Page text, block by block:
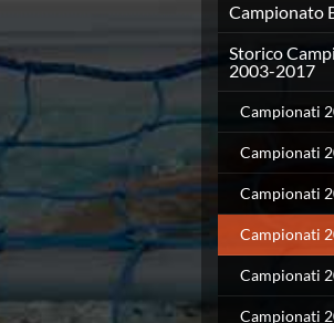
Campionato A1
Campionato A1
Campionato A2
Campionato A2
Campionato B
Storico Campionati
Finali Giovanili
Trofei delle
CoMeN Cup
News
Flash News
Waterpolo
Tuffi
Campionato
Storico
2003-2017
Campionati
Campionati
Campionati
Campionati
Campionati
Campionati